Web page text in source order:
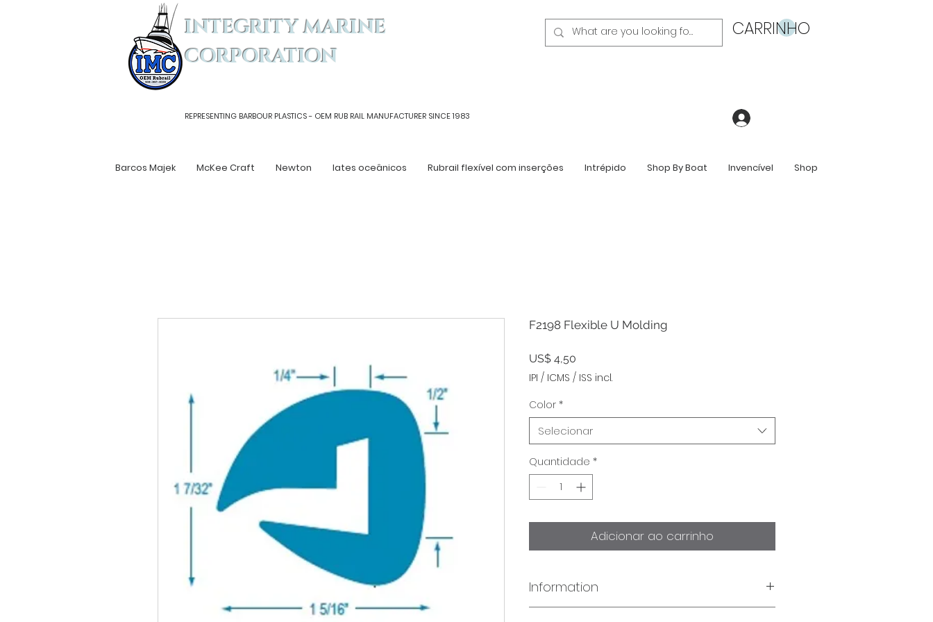
INTEGRITY MARINE
CORPORATION
REPRESENTING BARBOUR PLASTICS - OEM RUB RAIL MANUFACTURER SINCE 1983
CARRINHO
Barcos Majek McKee Craft Newton Iates oceânicos Rubrail flexível com inserções Intrépido Shop By Boat Invencível Shop
F2198 Flexible U Molding
US$ 4,50
IPI / ICMS / ISS incl.
Color *
Selecionar
Quantidade *
Adicionar ao carrinho
Information